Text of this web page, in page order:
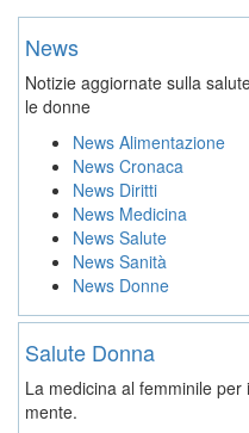
News
Notizie aggiornate sulla
le donne
News Alimentazione
News Cronaca
News Diritti
News Medicina
News Salute
News Sanità
News Donne
Salute Donna
La medicina al femminile
mente.